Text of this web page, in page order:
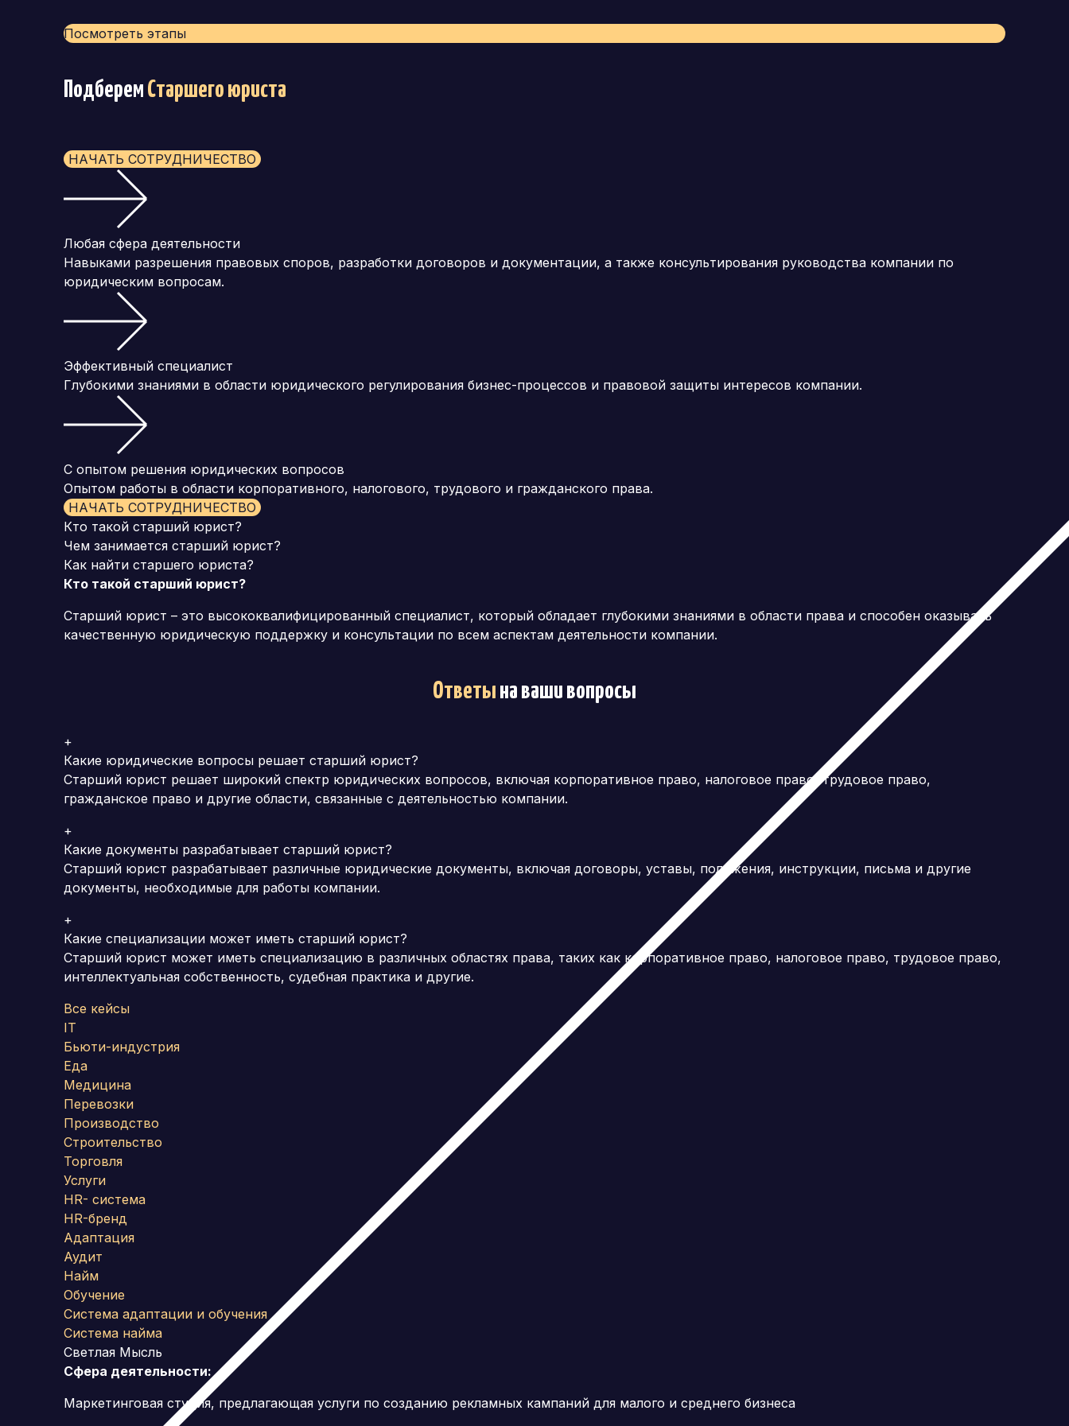
Посмотреть этапы
Подберем Старшего юриста
НАЧАТЬ СОТРУДНИЧЕСТВО
Любая сфера деятельности
Навыками разрешения правовых споров, разработки договоров и документации, а также консультирования руководства компании по
юридическим вопросам.
Эффективный специалист
Глубокими знаниями в области юридического регулирования бизнес-процессов и правовой защиты интересов компании.
С опытом решения юридических вопросов
Опытом работы в области корпоративного, налогового, трудового и гражданского права.
НАЧАТЬ СОТРУДНИЧЕСТВО
Кто такой старший юрист?
Чем занимается старший юрист?
Как найти старшего юриста?
Кто такой старший юрист?
Старший юрист – это высококвалифицированный специалист, который обладает глубокими знаниями в области права и способен оказывать
качественную юридическую поддержку и консультации по всем аспектам деятельности компании.
Ответы на ваши вопросы
+
Какие юридические вопросы решает старший юрист?
Старший юрист решает широкий спектр юридических вопросов, включая корпоративное право, налоговое право, трудовое право,
гражданское право и другие области, связанные с деятельностью компании.
+
Какие документы разрабатывает старший юрист?
Старший юрист разрабатывает различные юридические документы, включая договоры, уставы, положения, инструкции, письма и другие
документы, необходимые для работы компании.
+
Какие специализации может иметь старший юрист?
Старший юрист может иметь специализацию в различных областях права, таких как корпоративное право, налоговое право, трудовое право,
интеллектуальная собственность, судебная практика и другие.
Все кейсы
IT
Бьюти-индустрия
Еда
Медицина
Перевозки
Производство
Строительство
Торговля
Услуги
HR- система
HR-бренд
Адаптация
Аудит
Найм
Обучение
Система адаптации и обучения
Система найма
Светлая Мысль
Сфера деятельности:
Маркетинговая студия, предлагающая услуги по созданию рекламных кампаний для малого и среднего бизнеса